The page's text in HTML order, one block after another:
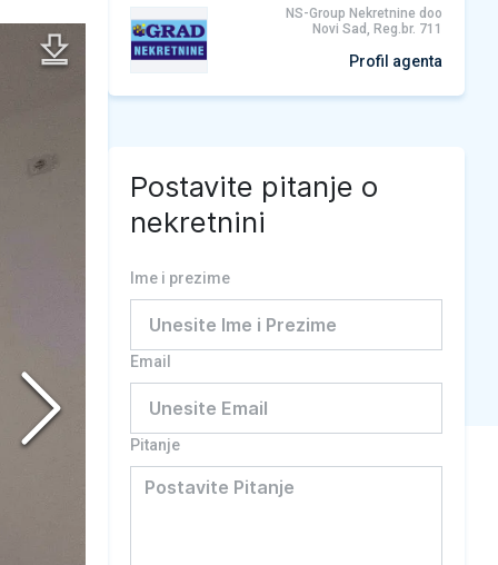
NS-Group Nekretnine doo
Novi Sad, Reg.br. 711
Profil agenta
Postavite pitanje o
nekretnini
Ime i prezime
Email
Pitanje